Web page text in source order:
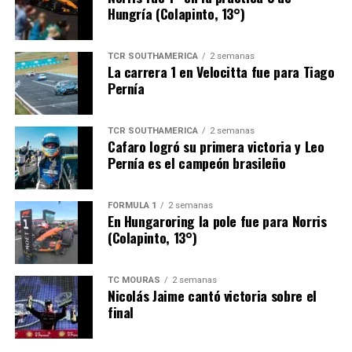
6 58
DORE
12 19:12.182
7 33
AUDISIO
SALVADOR
12 19:13.099
8 99
LEONARDELLI
9 36
SACHS
IGNACIO
19:23.099 24.500
10 117
JOAQUIN
11 5
MONTI
IGNACIO
10 15:54.955 2 vts.
12 51
THOMAS
Hungría (Colapinto, 13°)
TCR SOUTHAMERICA 2 semanas
La carrera 1 en Velocitta fue para Tiago
Pernía
TCR SOUTHAMERICA 2 semanas
Cafaro logró su primera victoria y Leo
Pernía es el campeón brasileño
FÓRMULA 1 2 semanas
En Hungaroring la pole fue para Norris
(Colapinto, 13°)
TC MOURAS 2 semanas
Nicolás Jaime cantó victoria sobre el
final